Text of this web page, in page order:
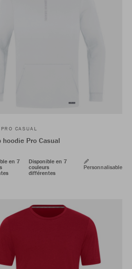
CASUAL
hoodie Pro Casual
en 7
Disponible en 7
couleurs
différentes
Personnalisable